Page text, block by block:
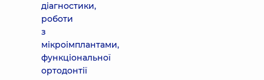
діагностики,
роботи
з
мікроімплантами,
функціональної
ортодонтії